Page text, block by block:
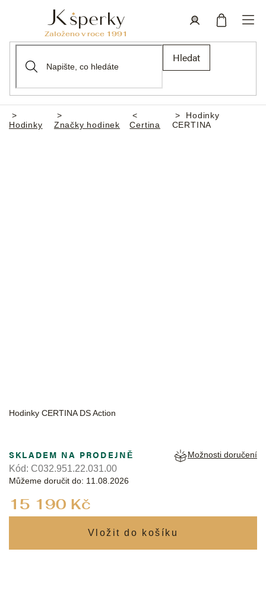
Hledat
Domů
Hodinky Značky hodinek Certina
Hodinky
CERTINA
Hodinky CERTINA DS Action
15 190 Kč
SKLADEM NA PRODEJNĚ
Můžeme doručit do: 11.08.2026
Možnosti doručení
Kód: C032.951.22.031.00